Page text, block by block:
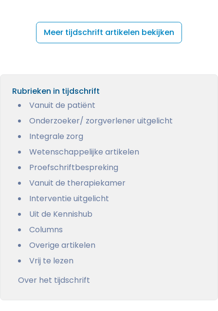
Meer tijdschrift artikelen bekijken
Rubrieken in tijdschrift
Vanuit de patiënt
Onderzoeker/ zorgverlener uitgelicht
Integrale zorg
Wetenschappelijke artikelen
Proefschriftbespreking
Vanuit de therapiekamer
Interventie uitgelicht
Uit de Kennishub
Columns
Overige artikelen
Vrij te lezen
Over het tijdschrift